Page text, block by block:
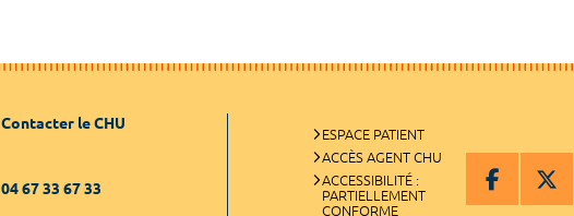
Contacter le CHU
04 67 33 67 33
ESPACE PATIENT
ACCÈS AGENT CHU
ACCESSIBILITÉ :
PARTIELLEMENT
CONFORME